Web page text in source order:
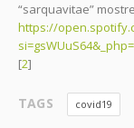
“sarquavitae”
https://
[2]
TAGS covid19